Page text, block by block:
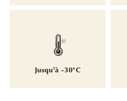
Jusqu'à -30°C